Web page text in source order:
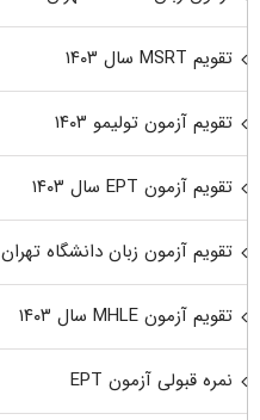
تقویم MSRT سال ۱۴۰۳
تقویم آزمون تولیمو ۱۴۰۳
تقویم آزمون EPT سال ۱۴۰۳
تقویم آزمون زبان دانشگاه تهران ۱۴۰۳
تقویم آزمون MHLE سال ۱۴۰۳
نمره قبولی آزمون EPT